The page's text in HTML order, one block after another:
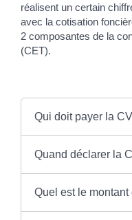
réalisent un certain
avec la cotisation
2 composantes de la
(CET).
Qui doit payer la
Quand déclarer la
Quel est le